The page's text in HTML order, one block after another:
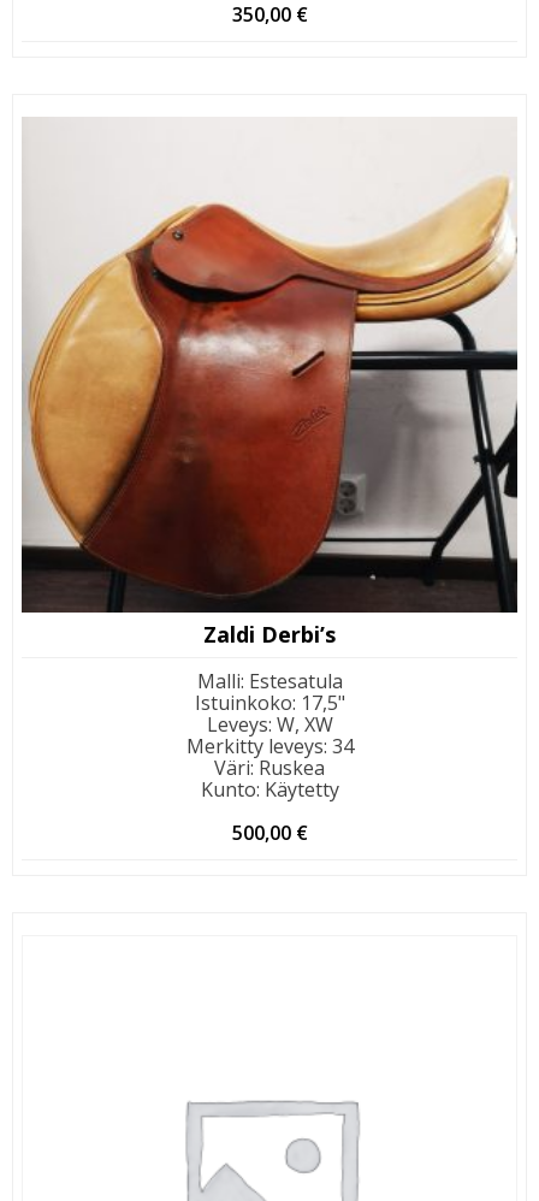
350,00 €
Zaldi Derbi’s
Malli: Estesatula
Istuinkoko: 17,5"
Leveys: W, XW
Merkitty leveys: 34
Väri: Ruskea
Kunto: Käytetty
500,00 €